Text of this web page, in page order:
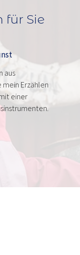
Sie
aus
Erzählen
einer